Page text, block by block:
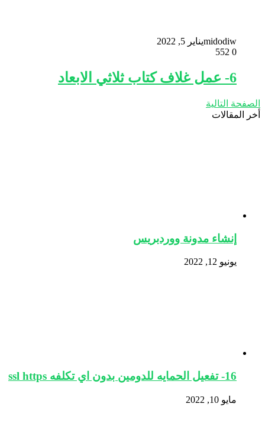
midodiwيناير 5, 2022
0
6- عمل غلاف كتاب ثلاثي الابعاد
الصفحة التالية
أخر المقالات
إنشاء مدونة ووردبريس
يونيو 12, 2022
16- تفعيل الحمايه للدومين بدون اي تكلفه ssl https
مايو 10, 2022